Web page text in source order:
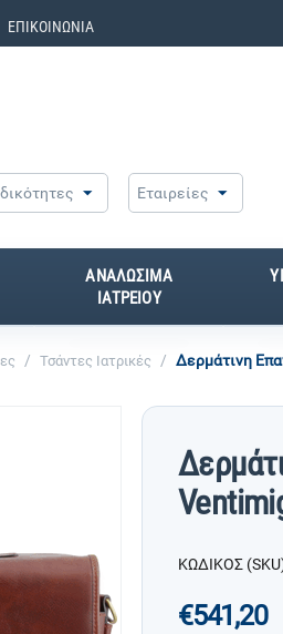
ΕΠΙΚΟΙΝΩΝΙΑ
Εταιρείες
ΑΝΑΛΩΣΙΜΑ
ΙΑΤΡΕΙΟΥ
/ Τσάντες Ιατρικές / Δερμάτινη
ΚΩΔΙΚΟΣ
€541,20